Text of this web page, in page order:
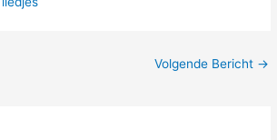
Volgende Bericht →